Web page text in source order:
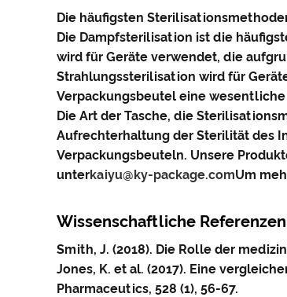
Die häufigsten
Die Dampfsterilisation ist die
wird für Geräte verwendet, die
Strahlungssterilisation wird für
Verpackungsbeutel eine
Die Art der Tasche, die
Aufrechterhaltung der Sterilität des
Verpackungsbeuteln. Unsere
unterkaiyu@ky-package.comUm
Wissenschaftliche
Smith, J. (2018). Die Rolle der
Jones, K. et al. (2017). Eine
Pharmaceutics, 528 (1), 56-67.